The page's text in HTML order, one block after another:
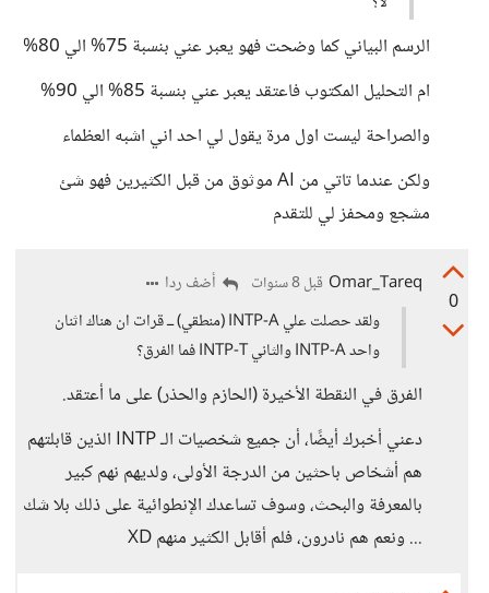
الرسم البياني كما وضحت فهو يعبر عني بنسبة 75% الي 80%
ام التحليل المكتوب فاعتقد يعبر عني بنسبة 85% الي 90%
والصراحة ليست اول مرة يقول لي احد اني اشبه العظماء
ولكن عندما تاتي من AI موثوق من قبل الكثيرين فهو شئ
مشجع ومحفز لي للتقدم
0
Omar_Tareq قبل 8 سنوات
أضف ردا
ولقد حصلت علي INTP-A (منطقي) ــ قرات ان هناك اثنان
واحد INTP-A والثاني INTP-T فما الفرق؟
الفرق في النقطة الأخيرة (الحازم والحذر) على ما أعتقد.
دعني أخبرك أيضًا، أن جميع شخصيات الـ INTP الذين قابلتهم
هم أشخاص باحثين من الدرجة الأولى، ولديهم نهم كبير
بالمعرفة والبحث، وسوف تساعدك الإنطوائية على ذلك بلا شك
... ونعم هم نادرون، فلم أقابل الكثير منهم XD